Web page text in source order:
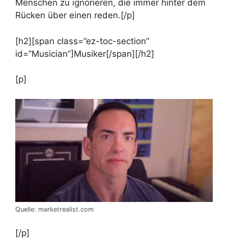
Menschen zu ignorieren, die immer hinter dem
Rücken über einen reden.[/p]
[h2][span class=”ez-toc-section”
id=”Musician”]Musiker[/span][/h2]
[p]
Quelle: marketrealist.com
[/p]